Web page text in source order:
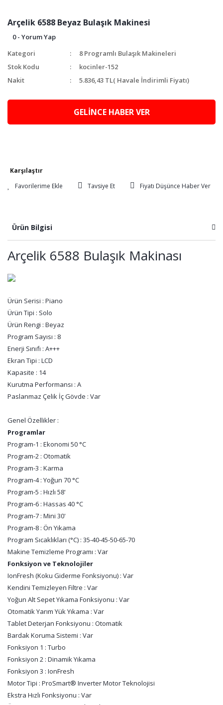
Arçelik 6588 Beyaz Bulaşık Makinesi
0 - Yorum Yap
Kategori
8 Programlı Bulaşık Makineleri
Stok Kodu
kocinler-152
Nakit
5.836,43 TL( Havale İndirimli Fiyatı)
GELİNCE HABER VER
Karşılaştır
Tavsiye Et
Fiyatı Düşünce Haber Ver
Ürün Bilgisi
Arçelik 6588 Bulaşık Makinası
Ürün Serisi : Piano
Ürün Tipi : Solo
Ürün Rengi : Beyaz
Program Sayısı : 8
Enerji Sınıfı : A+++
Ekran Tipi : LCD
Kapasite : 14
Kurutma Performansı : A
Paslanmaz Çelik İç Gövde : Var
Genel Özellikler :
Programlar
Program-1 : Ekonomi 50 °C
Program-2 : Otomatik
Program-3 : Karma
Program-4 : Yoğun 70 °C
Program-5 : Hızlı 58'
Program-6 : Hassas 40 °C
Program-7 : Mini 30'
Program-8 : Ön Yıkama
Program Sıcaklıkları (°C) : 35-40-45-50-65-70
Makine Temizleme Programı : Var
Fonksiyon ve Teknolojiler
IonFresh (Koku Giderme Fonksiyonu) : Var
Kendini Temizleyen Filtre : Var
Yoğun Alt Sepet Yıkama Fonksiyonu : Var
Otomatik Yarım Yük Yıkama : Var
Tablet Deterjan Fonksiyonu : Otomatik
Bardak Koruma Sistemi : Var
Fonksiyon 1 : Turbo
Fonksiyon 2 : Dinamik Yıkama
Fonksiyon 3 : IonFresh
Motor Tipi : ProSmart® Inverter Motor Teknolojisi
Ekstra Hızlı Fonksiyonu : Var